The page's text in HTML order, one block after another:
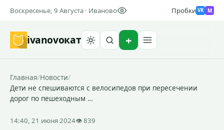
Воскресенье, 9 Августа · Иваново Пробки VK M
ivanovoкат
Главная/Новости/
Дети не спешиваются с велосипедов при пересечении
дорог по пешеходным …
14:40, 21 июня 2024👁 839